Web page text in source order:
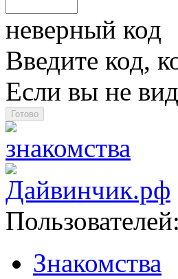
неверный код
Введите код,
Если вы не
Пользователей:
Знакомства